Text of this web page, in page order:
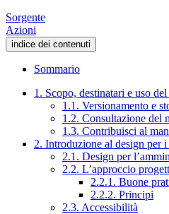
Sorgente
Azioni
indice dei contenuti
Sommario
1. Scopo, destinatari e uso
1.1. Versionamento e
1.2. Consultazione del
1.3. Contribuisci al
2. Introduzione al design per
2.1. Design per
2.2. L’approccio
2.2.1. Buone
2.2.2. Principi
2.3. Accessibilità